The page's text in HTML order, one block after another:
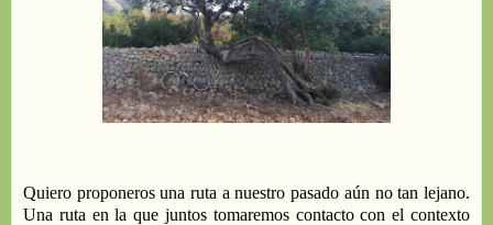
Quiero proponeros una ruta a nuestro pasado aún no tan lejano.
Una ruta en la que juntos tomaremos contacto con el contexto